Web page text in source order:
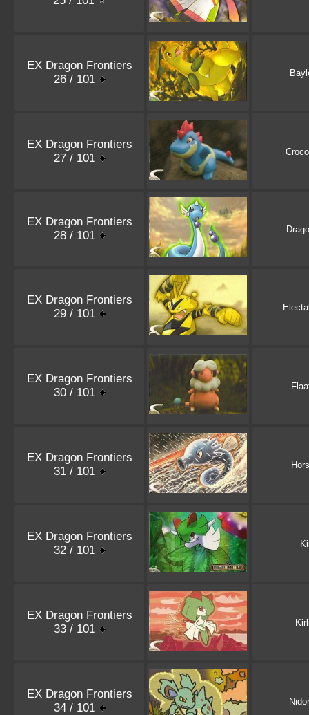
EX Dragon Frontiers
26 / 101
EX Dragon Frontiers
27 / 101
EX Dragon Frontiers
28 / 101
EX Dragon Frontiers
29 / 101
EX Dragon Frontiers
30 / 101
EX Dragon Frontiers
31 / 101
EX Dragon Frontiers
32 / 101
EX Dragon Frontiers
33 / 101
EX Dragon Frontiers
34 / 101